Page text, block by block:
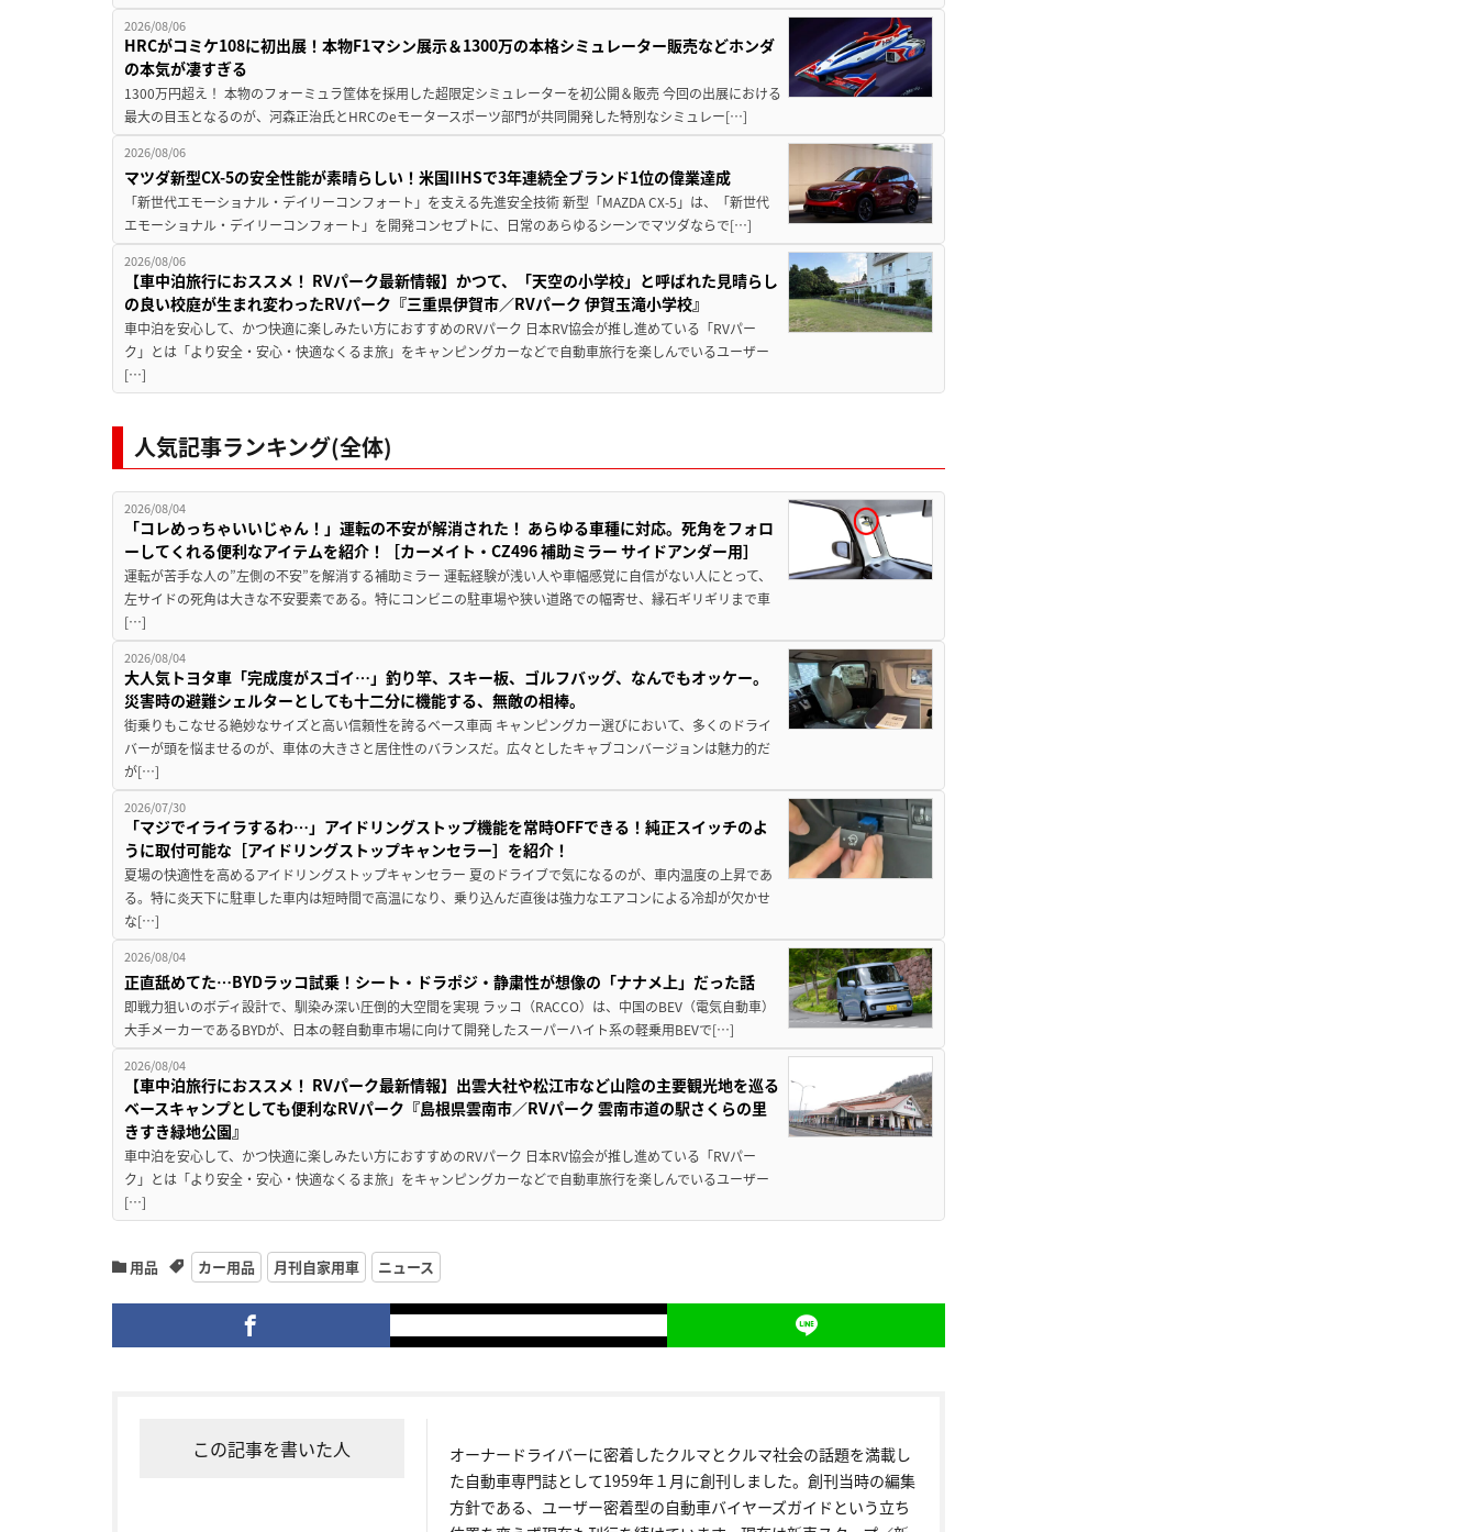
2026/08/06
HRCがコミケ108に初出展！本物F1マシン展示＆1300万の本格シミュレーター販売などホンダ
の本気が凄すぎる
1300万円超え！ 本物のフォーミュラ筐体を採用した超限定シミュレーターを初公開＆販売 今回の出展における
最大の目玉となるのが、河森正治氏とHRCのeモータースポーツ部門が共同開発した特別なシミュレー[…]
2026/08/06
マツダ新型CX-5の安全性能が素晴らしい！米国IIHSで3年連続全ブランド1位の偉業達成
「新世代エモーショナル・デイリーコンフォート」を支える先進安全技術 新型「MAZDA CX-5」は、「新世代
エモーショナル・デイリーコンフォート」を開発コンセプトに、日常のあらゆるシーンでマツダならで[…]
2026/08/06
【車中泊旅行におススメ！ RVパーク最新情報】かつて、「天空の小学校」と呼ばれた見晴らし
の良い校庭が生まれ変わったRVパーク『三重県伊賀市／RVパーク 伊賀玉滝小学校』
車中泊を安心して、かつ快適に楽しみたい方におすすめのRVパーク 日本RV協会が推し進めている「RVパー
ク」とは「より安全・安心・快適なくるま旅」をキャンピングカーなどで自動車旅行を楽しんでいるユーザー
[…]
人気記事ランキング(全体)
2026/08/04
「コレめっちゃいいじゃん！」運転の不安が解消された！ あらゆる車種に対応。死角をフォロ
ーしてくれる便利なアイテムを紹介！［カーメイト・CZ496 補助ミラー サイドアンダー用］
運転が苦手な人の”左側の不安”を解消する補助ミラー 運転経験が浅い人や車幅感覚に自信がない人にとって、
左サイドの死角は大きな不安要素である。特にコンビニの駐車場や狭い道路での幅寄せ、縁石ギリギリまで車
[…]
2026/08/04
大人気トヨタ車「完成度がスゴイ…」釣り竿、スキー板、ゴルフバッグ、なんでもオッケー。
災害時の避難シェルターとしても十二分に機能する、無敵の相棒。
街乗りもこなせる絶妙なサイズと高い信頼性を誇るベース車両 キャンピングカー選びにおいて、多くのドライ
バーが頭を悩ませるのが、車体の大きさと居住性のバランスだ。広々としたキャブコンバージョンは魅力的だ
が[…]
2026/07/30
「マジでイライラするわ…」アイドリングストップ機能を常時OFFできる！純正スイッチのよ
うに取付可能な［アイドリングストップキャンセラー］を紹介！
夏場の快適性を高めるアイドリングストップキャンセラー 夏のドライブで気になるのが、車内温度の上昇であ
る。特に炎天下に駐車した車内は短時間で高温になり、乗り込んだ直後は強力なエアコンによる冷却が欠かせ
な[…]
2026/08/04
正直舐めてた…BYDラッコ試乗！シート・ドラポジ・静粛性が想像の「ナナメ上」だった話
即戦力狙いのボディ設計で、馴染み深い圧倒的大空間を実現 ラッコ（RACCO）は、中国のBEV（電気自動車）
大手メーカーであるBYDが、日本の軽自動車市場に向けて開発したスーパーハイト系の軽乗用BEVで[…]
2026/08/04
【車中泊旅行におススメ！ RVパーク最新情報】出雲大社や松江市など山陰の主要観光地を巡る
ベースキャンプとしても便利なRVパーク『島根県雲南市／RVパーク 雲南市道の駅さくらの里
きすき緑地公園』
車中泊を安心して、かつ快適に楽しみたい方におすすめのRVパーク 日本RV協会が推し進めている「RVパー
ク」とは「より安全・安心・快適なくるま旅」をキャンピングカーなどで自動車旅行を楽しんでいるユーザー
[…]
用品 カー用品 月刊自家用車 ニュース
この記事を書いた人
オーナードライバーに密着したクルマとクルマ社会の話題を満載し
た自動車専門誌として1959年１月に創刊しました。創刊当時の編集
方針である、ユーザー密着型の自動車バイヤーズガイドという立ち